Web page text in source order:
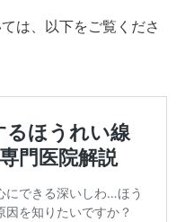
は、以下をご覧くださ